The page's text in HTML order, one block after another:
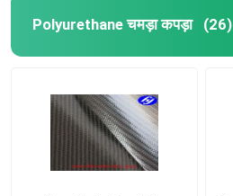
Polyurethane चमड़ा कपड़ा (26)